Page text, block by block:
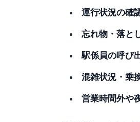
運行状況の確
忘れ物・落と
駅係員の呼び
混雑状況・乗
営業時間外や